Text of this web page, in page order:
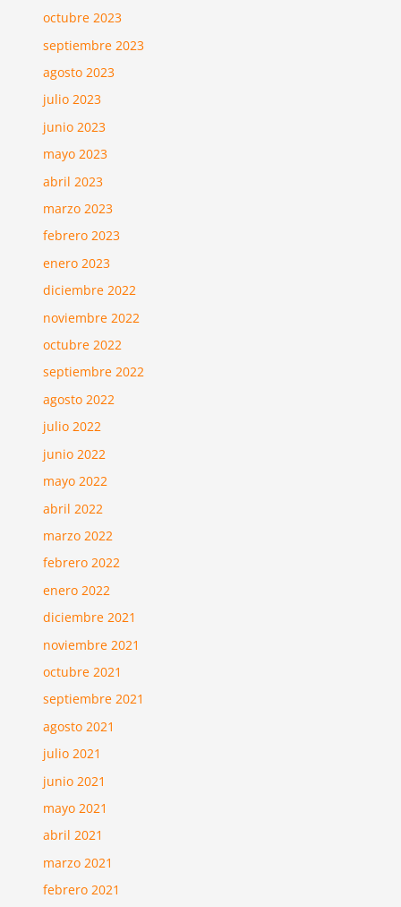
octubre 2023
septiembre 2023
agosto 2023
julio 2023
junio 2023
mayo 2023
abril 2023
marzo 2023
febrero 2023
enero 2023
diciembre 2022
noviembre 2022
octubre 2022
septiembre 2022
agosto 2022
julio 2022
junio 2022
mayo 2022
abril 2022
marzo 2022
febrero 2022
enero 2022
diciembre 2021
noviembre 2021
octubre 2021
septiembre 2021
agosto 2021
julio 2021
junio 2021
mayo 2021
abril 2021
marzo 2021
febrero 2021